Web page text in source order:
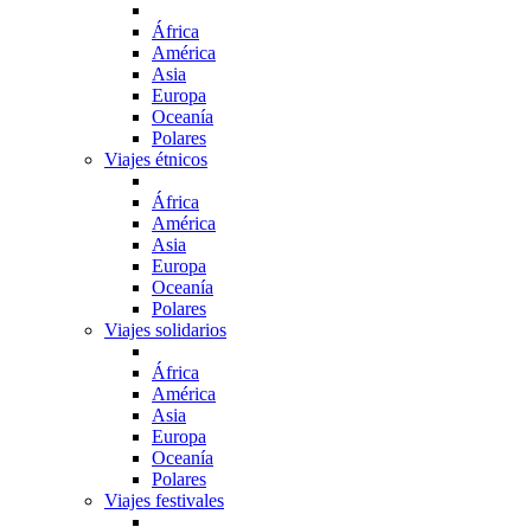
África
América
Asia
Europa
Oceanía
Polares
Viajes étnicos
África
América
Asia
Europa
Oceanía
Polares
Viajes solidarios
África
América
Asia
Europa
Oceanía
Polares
Viajes festivales